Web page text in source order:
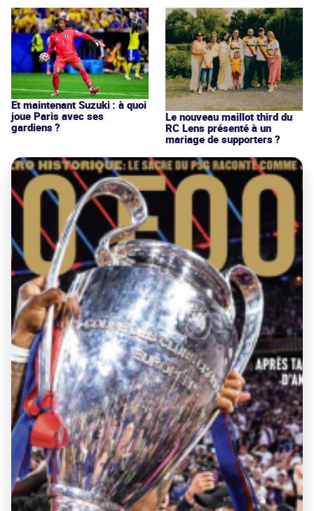
Et maintenant Suzuki : à quoi
joue Paris avec ses
gardiens ?
Le nouveau maillot third du
RC Lens présenté à un
mariage de supporters ?